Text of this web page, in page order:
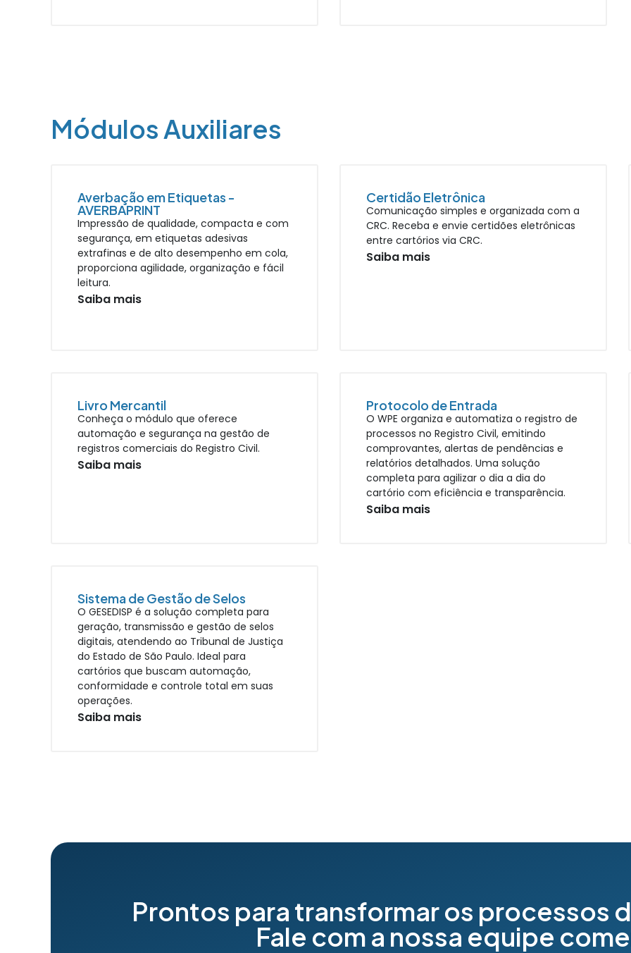
Módulos Auxiliares
Averbação em Etiquetas -
AVERBAPRINT
Impressão de qualidade, compacta e com
segurança, em etiquetas adesivas
extrafinas e de alto desempenho em cola,
proporciona agilidade, organização e fácil
leitura.
Saiba mais
Certidão Eletrônica
Comunicação simples e organizada com a
CRC. Receba e envie certidões eletrônicas
entre cartórios via CRC.
Saiba mais
Livro Mercantil
Conheça o módulo que oferece
automação e segurança na gestão de
registros comerciais do Registro Civil.
Saiba mais
Protocolo de Entrada
O WPE organiza e automatiza o registro de
processos no Registro Civil, emitindo
comprovantes, alertas de pendências e
relatórios detalhados. Uma solução
completa para agilizar o dia a dia do
cartório com eficiência e transparência.
Saiba mais
Sistema de Gestão de Selos
O GESEDISP é a solução completa para
geração, transmissão e gestão de selos
digitais, atendendo ao Tribunal de Justiça
do Estado de São Paulo. Ideal para
cartórios que buscam automação,
conformidade e controle total em suas
operações.
Saiba mais
Prontos para transformar os processos
Fale com a nossa equipe